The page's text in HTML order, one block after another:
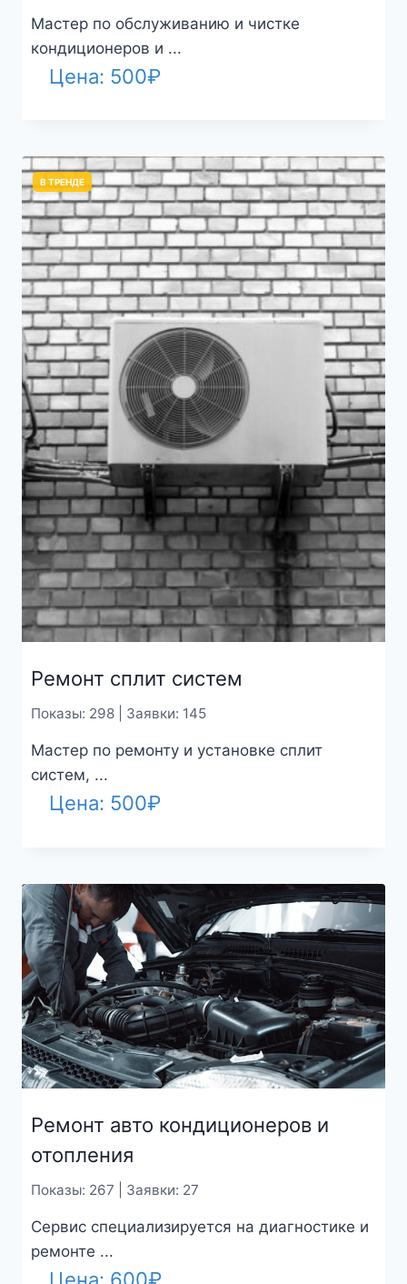
Мастер по обслуживанию и чистке
кондиционеров и ...
Цена: 500₽
В ТРЕНДЕ
Ремонт сплит систем
Показы: 298 | Заявки: 145
Мастер по ремонту и установке сплит
систем, ...
Цена: 500₽
Ремонт авто кондиционеров и
отопления
Показы: 267 | Заявки: 27
Сервис специализируется на диагностике и
ремонте ...